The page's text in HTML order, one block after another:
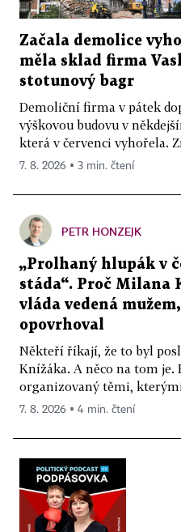
Začala demolice
měla sklad firma
stotunový bagr
Demoliční firma v pátek
výškovou budovu v
která v červenci vyhořela.
7. 8. 2026 ▪ 3 min. čtení
PETR HONZEJK
„Prolhaný hlupák v
stáda“. Proč Milana
vláda vedená
opovrhoval
Někteří říkají, že to byl
Knížáka. A něco na tom
organizovaný těmi,
7. 8. 2026 ▪ 4 min. čtení